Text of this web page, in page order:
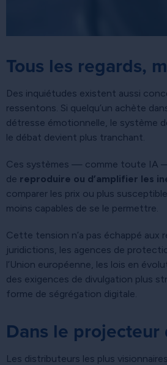
Tous les regards,
Des inquiétudes existent aussi
ressentons. Si quelqu’un achète
détresse émotionnelle, le système
le débat devient plus tranchant.
Ces systèmes — comme toute IA —
de reproduire ou d’amplifier les
comparer les prix ou plus
moins capables de se le permettre.
Cette tension n’a pas échappé aux
juridictions, les agences de
l’Union européenne, les lois en
des exigences de divulgation plus
forme de ségrégation digitale.
Dans le
Les distributeurs les plus